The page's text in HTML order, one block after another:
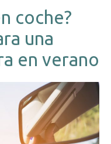
coche?
una
en verano